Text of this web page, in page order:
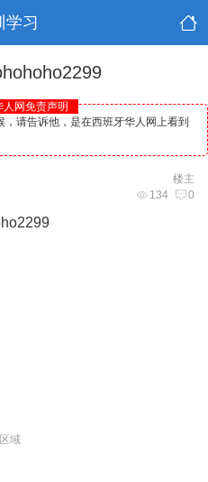
学习
人网免责声明
请告诉他，是在西班牙华人网上看到
楼主
134 0
区域